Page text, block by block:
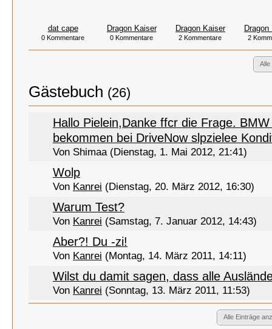
dat cape
0 Kommentare
Dragon Kaiser
0 Kommentare
Dragon Kaiser
2 Kommentare 2
Alle
Gästebuch (26)
Hallo Pielein,Danke ffcr die Frage.
bekommen bei DriveNow slpzielee
Von Shimaa (Dienstag, 1. Mai 2012, 21:41)
Wolp
Von Kanrei (Dienstag, 20. März 2012, 16:30)
Warum Test?
Von Kanrei (Samstag, 7. Januar 2012, 14:43)
Aber?! Du -zi!
Von Kanrei (Montag, 14. März 2011, 14:11)
Wilst du damit sagen, dass alle
Von Kanrei (Sonntag, 13. März 2011, 11:53)
Alle Einträge